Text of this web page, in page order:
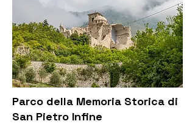
Parco della Memoria Storica di
San Pietro Infine